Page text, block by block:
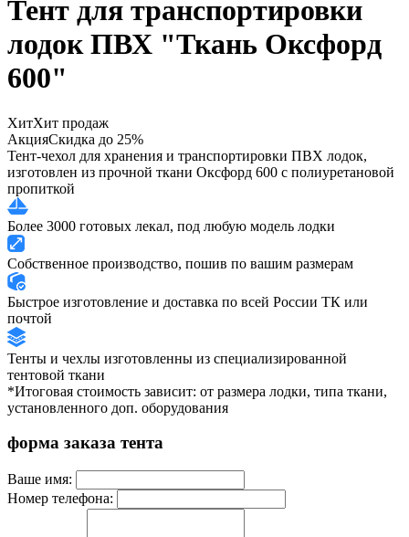
Тент для транспортировки
лодок ПВХ "Ткань Оксфорд
600"
ХитХит продаж
АкцияСкидка до 25%
Тент-чехол для хранения и транспортировки ПВХ лодок,
изготовлен из прочной ткани Оксфорд 600 с полиуретановой
пропиткой
Более 3000 готовых лекал, под любую модель лодки
Собственное производство, пошив по вашим размерам
Быстрое изготовление и доставка по всей России ТК или
почтой
Тенты и чехлы изготовленны из специализированной
тентовой ткани
*Итоговая стоимость зависит: от размера лодки, типа ткани,
установленного доп. оборудования
форма заказа тента
Ваше имя:
Номер телефона: